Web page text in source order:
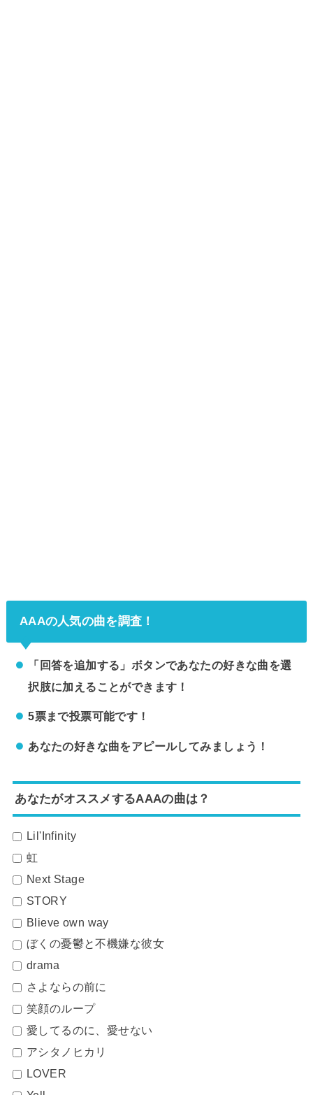
AAAの人気の曲を調査！
「回答を追加する」ボタンであなたの好きな曲を選
択肢に加えることができます！
5票まで投票可能です！
あなたの好きな曲をアピールしてみましょう！
あなたがオススメするAAAの曲は？
Lil'Infinity
虹
Next Stage
STORY
Blieve own way
ぼくの憂鬱と不機嫌な彼女
drama
さよならの前に
笑顔のループ
愛してるのに、愛せない
アシタノヒカリ
LOVER